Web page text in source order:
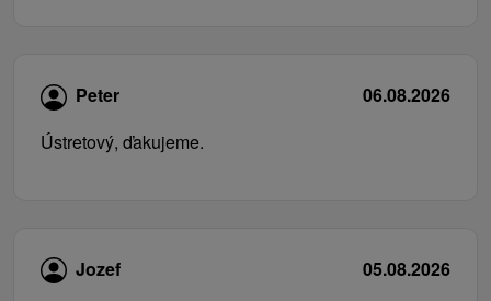
Peter
06.08.2026
Ústretový, ďakujeme.
Jozef
05.08.2026